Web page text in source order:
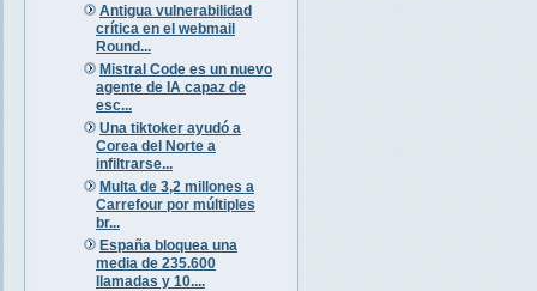
Antigua vulnerabilidad
crítica en el webmail
Round...
Mistral Code es un nuevo
agente de IA capaz de
esc...
Una tiktoker ayudó a
Corea del Norte a
infiltrarse...
Multa de 3,2 millones a
Carrefour por múltiples
br...
España bloquea una
media de 235.600
llamadas y 10....